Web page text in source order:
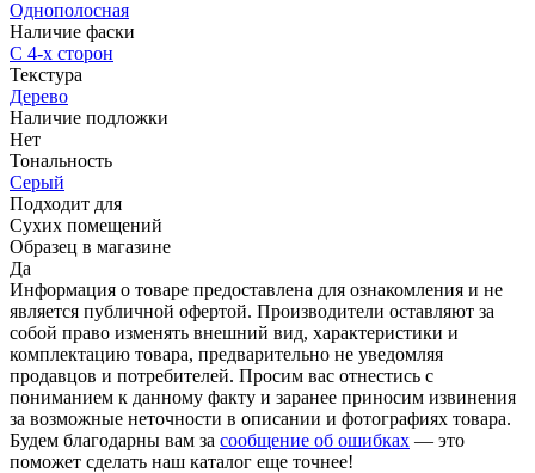
Однополосная
Наличие фаски
С 4-х сторон
Текстура
Дерево
Наличие подложки
Нет
Тональность
Серый
Подходит для
Сухих помещений
Образец в магазине
Да
Информация о товаре предоставлена для ознакомления и не
является публичной офертой. Производители оставляют за
собой право изменять внешний вид, характеристики и
комплектацию товара, предварительно не уведомляя
продавцов и потребителей. Просим вас отнестись с
пониманием к данному факту и заранее приносим извинения
за возможные неточности в описании и фотографиях товара.
Будем благодарны вам за сообщение об ошибках — это
поможет сделать наш каталог еще точнее!